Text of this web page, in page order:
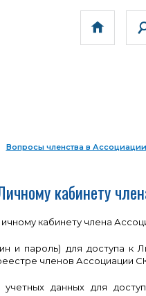
Вопросы членства в Ассоциации
кабинету
кабинету члена
и пароль) для доступа к
членов Ассоциации
учетных данных для